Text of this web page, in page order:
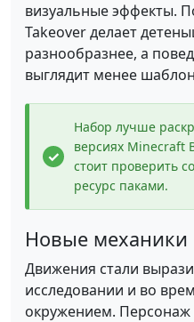
визуальные эффекты.
Takeover делает
разнообразнее, а
выглядит менее
Набор лучше
версиях Minecraft
стоит проверить
ресурс паками.
Новые механики
Движения стали
исследовании и во
окружением. Персонаж